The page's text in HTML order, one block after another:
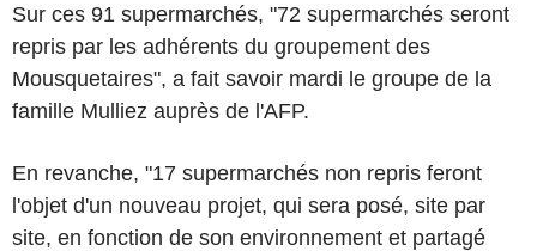
Sur ces 91 supermarchés, "72 supermarchés seront
repris par les adhérents du groupement des
Mousquetaires", a fait savoir mardi le groupe de la
famille Mulliez auprès de l'AFP.
En revanche, "17 supermarchés non repris feront
l'objet d'un nouveau projet, qui sera posé, site par
site, en fonction de son environnement et partagé